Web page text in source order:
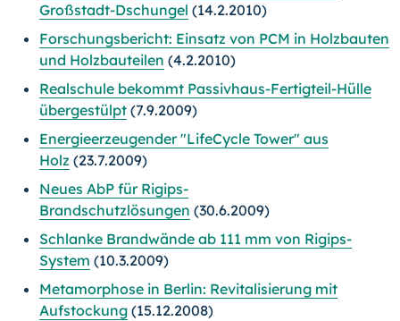
Großstadt-Dschungel (14.2.2010)
Forschungsbericht: Einsatz von PCM in Holzbauten
und Holzbauteilen (4.2.2010)
Realschule bekommt Passivhaus-Fertigteil-Hülle
übergestülpt (7.9.2009)
Energieerzeugender "LifeCycle Tower" aus
Holz (23.7.2009)
Neues AbP für Rigips-
Brandschutzlösungen (30.6.2009)
Schlanke Brandwände ab 111 mm von Rigips-
System (10.3.2009)
Metamorphose in Berlin: Revitalisierung mit
Aufstockung (15.12.2008)